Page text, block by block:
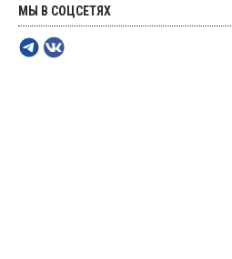
МЫ В СОЦСЕТЯХ